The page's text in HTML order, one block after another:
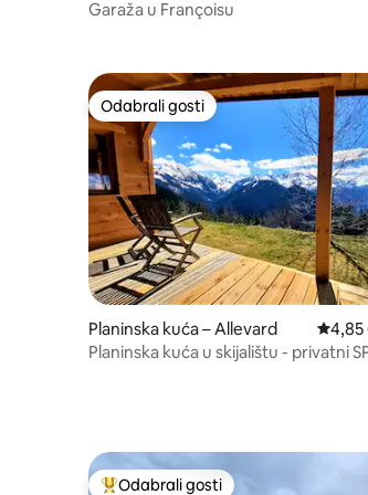
Garaža u Françoisu
Odabrali gosti
Odabrali gosti
Planinska kuća – Allevard
4,85
Planinska kuća u skijalištu - privatni
Odabrali gosti